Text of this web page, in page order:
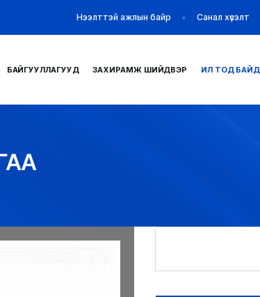
Нээлттэй ажлын байр Санал хүсэлт
БАЙГУУЛЛАГУУД ЗАХИРАМЖ ШИЙДВЭР ИЛ ТОД